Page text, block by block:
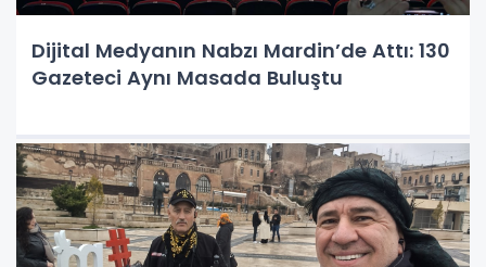
Dijital Medyanın Nabzı Mardin’de Attı: 130
Gazeteci Aynı Masada Buluştu